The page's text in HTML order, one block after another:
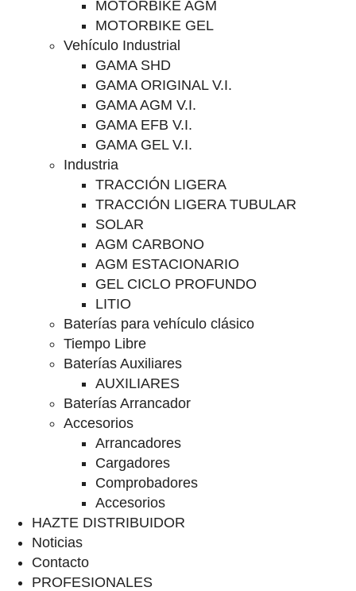
MOTORBIKE AGM
MOTORBIKE GEL
Vehículo Industrial
GAMA SHD
GAMA ORIGINAL V.I.
GAMA AGM V.I.
GAMA EFB V.I.
GAMA GEL V.I.
Industria
TRACCIÓN LIGERA
TRACCIÓN LIGERA TUBULAR
SOLAR
AGM CARBONO
AGM ESTACIONARIO
GEL CICLO PROFUNDO
LITIO
Baterías para vehículo clásico
Tiempo Libre
Baterías Auxiliares
AUXILIARES
Baterías Arrancador
Accesorios
Arrancadores
Cargadores
Comprobadores
Accesorios
HAZTE DISTRIBUIDOR
Noticias
Contacto
PROFESIONALES